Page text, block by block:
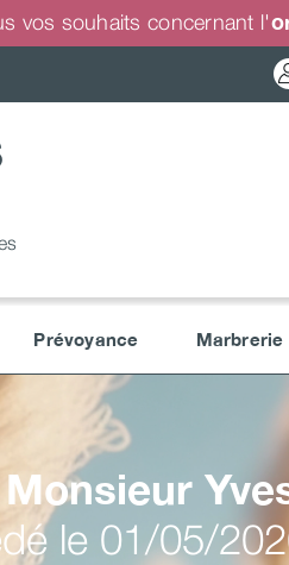
vos souhaits concernant l'
Prévoyance Marbrerie
Monsieur
le 01/05/